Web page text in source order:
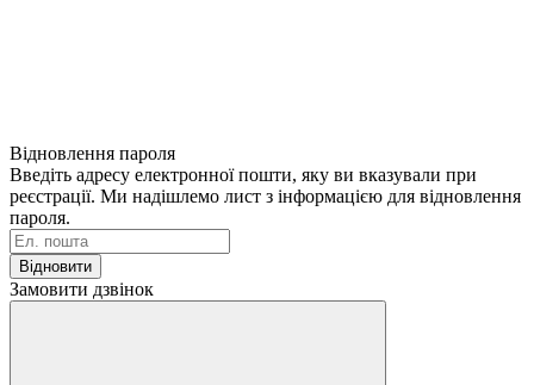
Відновлення пароля
Введіть адресу електронної пошти, яку ви вказували при
реєстрації. Ми надішлемо лист з інформацією для відновлення
пароля.
Відновити
Замовити дзвінок